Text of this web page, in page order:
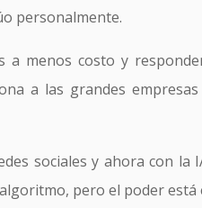
personalmente.
menos costo y
a las grandes
sociales y ahora con la
pero el poder está